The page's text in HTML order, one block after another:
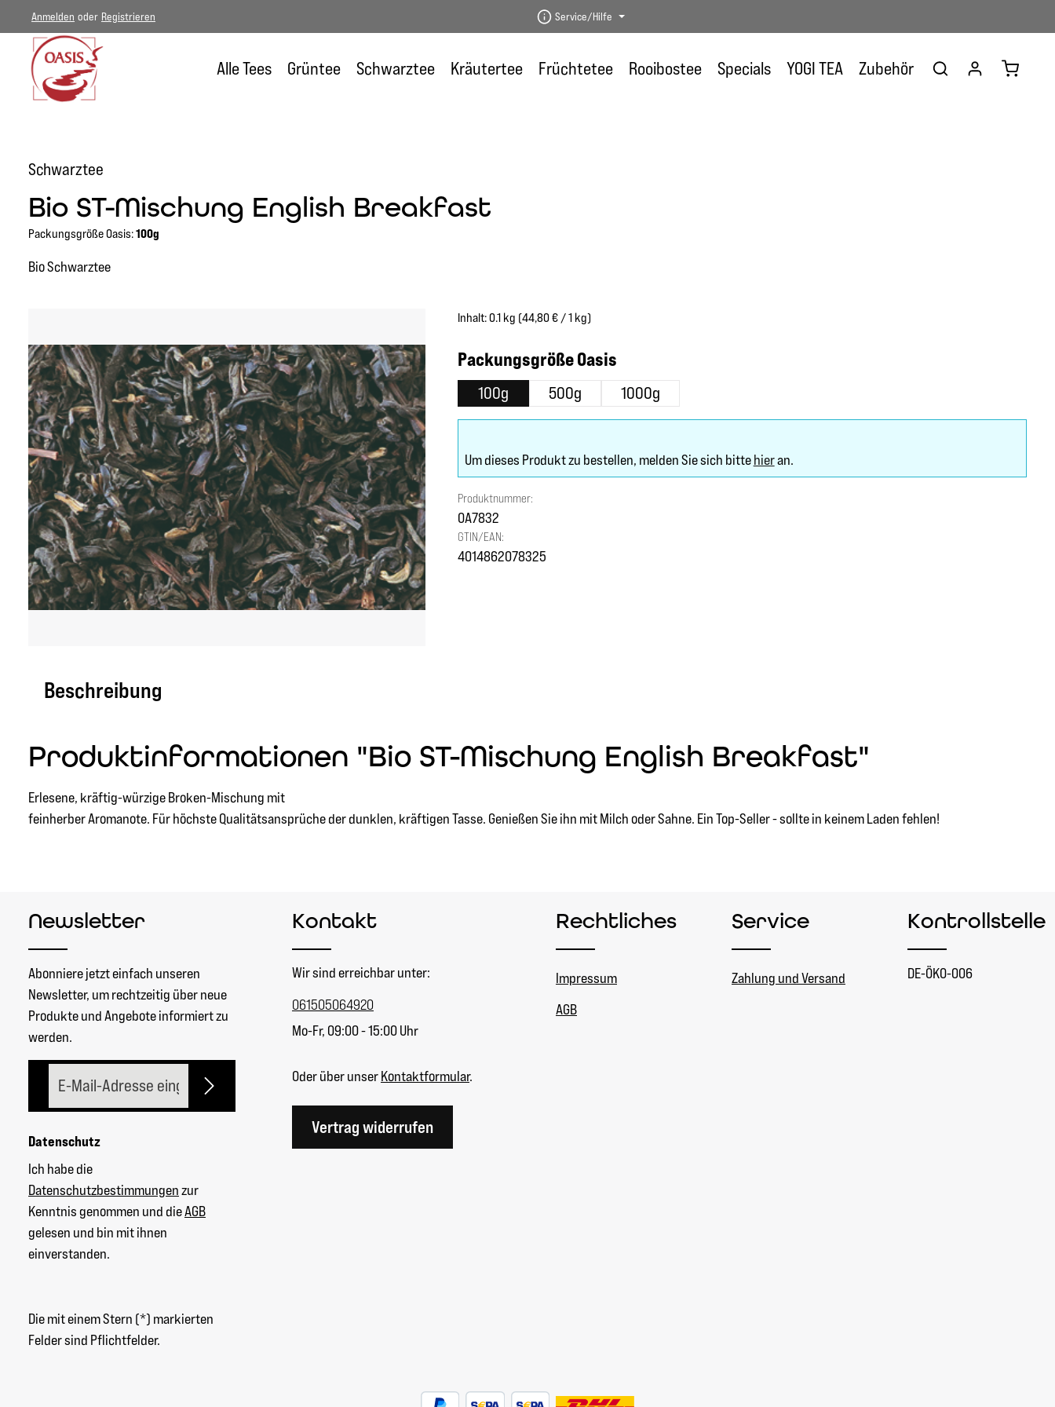
Hauptinhalt springen
Zur Hauptnavigation springen
Anmelden oder Registrieren Service/Hilfe
Alle Tees Grüntee Schwarztee Kräutertee Früchtetee Rooibostee Specials YOGI TEA Zubehör
Schwarztee
Bio ST-Mischung English Breakfast
Packungsgröße Oasis:100g
Bio Schwarztee
Inhalt:0.1 kg (44,80 € / 1 kg)
Packungsgröße Oasisauswählen
100g 500g 1000g
Um dieses Produkt zu bestellen, melden Sie sich bittehieran.
Produktnummer:
OA7832
GTIN/EAN:
4014862078325
Beschreibung
Produktinformationen "Bio ST-Mischung English Breakfast"
Erlesene, kräftig-würzige Broken-Mischung mit
feinherber Aromanote. Für höchste Qualitätsansprüche der dunklen, kräftigen Tasse. Genießen Sie ihn mit Milch oder Sahne. Ein Top-Seller - sollte in keinem Laden fehlen!
Newsletter
Abonniere jetzt einfach unseren
Newsletter, um rechtzeitig über neue
Produkte und Angebote informiert zu
werden.
Datenschutz
Ich habe die
Datenschutzbestimmungenzur
Kenntnis genommen und dieAGB
gelesen und bin mit ihnen
einverstanden.
Die mit einem Stern (*) markierten
Felder sind Pflichtfelder.
Kontakt
Wir sind erreichbar unter:
061505064920
Mo-Fr, 09:00 - 15:00 Uhr
Oder über unserKontaktformular.
Vertrag widerrufen
Rechtliches
Impressum
AGB
Service
Zahlung und Versand
Kontrollstelle
DE-ÖKO-006